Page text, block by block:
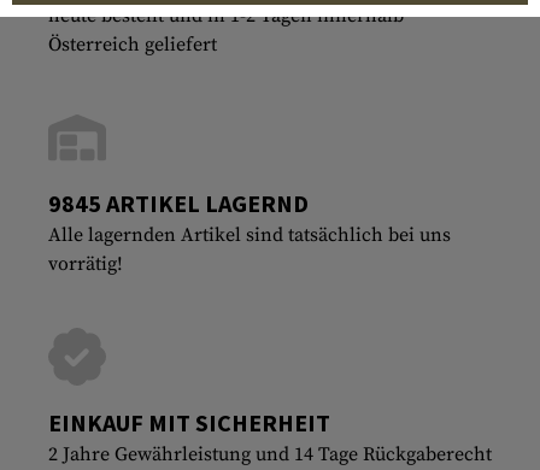
heute bestellt und in 1-2 Tagen innerhalb
Österreich geliefert
9845 ARTIKEL LAGERND
Alle lagernden Artikel sind tatsächlich bei uns
vorrätig!
EINKAUF MIT SICHERHEIT
2 Jahre Gewährleistung und 14 Tage Rückgaberecht